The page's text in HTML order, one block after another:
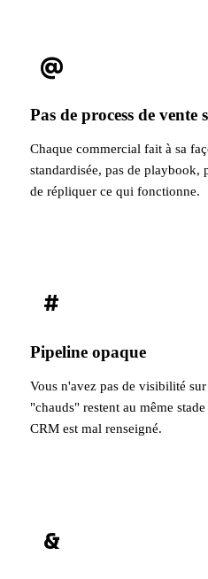
@
Pas de process de vente
Chaque commercial fait à sa
standardisée, pas de playbook,
de répliquer ce qui fonctionne.
#
Pipeline opaque
Vous n'avez pas de visibilité
"chauds" restent au même
CRM est mal renseigné.
&